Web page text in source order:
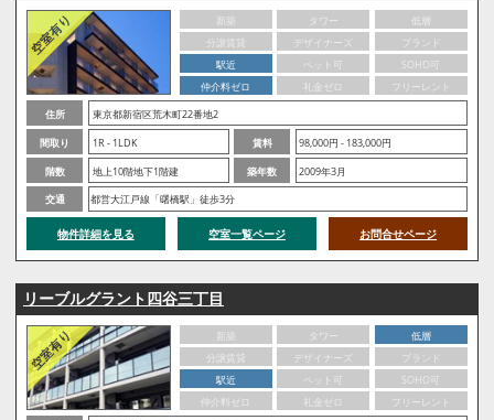
新築 タワー
低層
分譲賃貸
デザイナーズ
ブランド
駅近
ペット可
SOHO可
仲介料ゼロ
礼金ゼロ
フリーレント
住所
東京都新宿区荒木町22番地2
間取り
1R - 1LDK 賃料
98,000円 - 183,000円
階数
地上10階地下1階建 築年数
2009年3月
交通
都営大江戸線「曙橋駅」徒歩3分
物件詳細を見る 空室一覧ページ お問合せページ
リーブルグラント四谷三丁目
新築 タワー
低層
分譲賃貸
デザイナーズ
ブランド
駅近
ペット可
SOHO可
仲介料ゼロ
礼金ゼロ
フリーレント